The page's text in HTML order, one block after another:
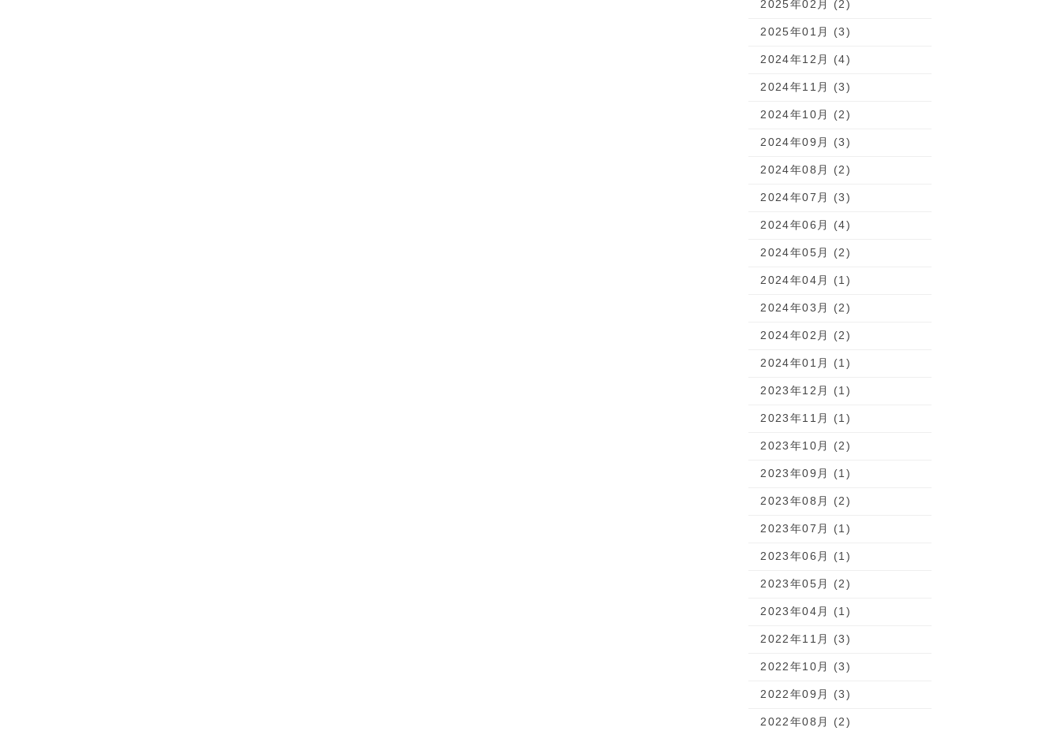
2025年02月 (2)
2025年01月 (3)
2024年12月 (4)
2024年11月 (3)
2024年10月 (2)
2024年09月 (3)
2024年08月 (2)
2024年07月 (3)
2024年06月 (4)
2024年05月 (2)
2024年04月 (1)
2024年03月 (2)
2024年02月 (2)
2024年01月 (1)
2023年12月 (1)
2023年11月 (1)
2023年10月 (2)
2023年09月 (1)
2023年08月 (2)
2023年07月 (1)
2023年06月 (1)
2023年05月 (2)
2023年04月 (1)
2022年11月 (3)
2022年10月 (3)
2022年09月 (3)
2022年08月 (2)